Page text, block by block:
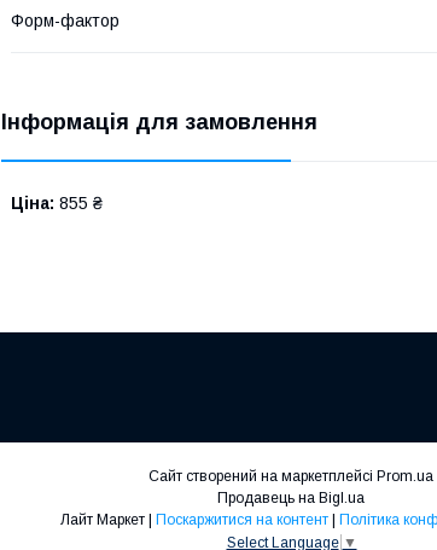
Форм-фактор
Інформація для замовлення
Ціна: 855 ₴
Сайт створений на маркетплейсі Prom.ua
Продавець на Bigl.ua
Поскаржитися на контент
Політика
Select Language ▼